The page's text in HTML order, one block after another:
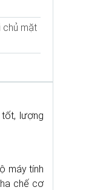
chủ mặt
lượng
máy tính
chế cơ